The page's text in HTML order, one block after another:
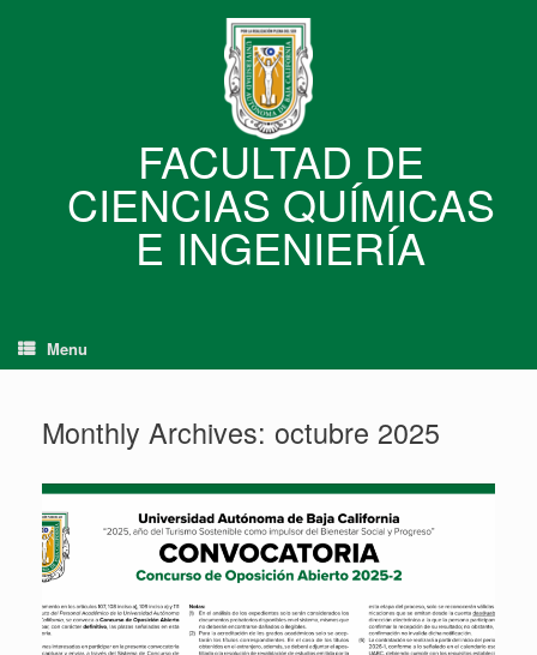
FACULTAD DE
CIENCIAS QUÍMICAS
E INGENIERÍA
Menu
Monthly Archives: octubre 2025